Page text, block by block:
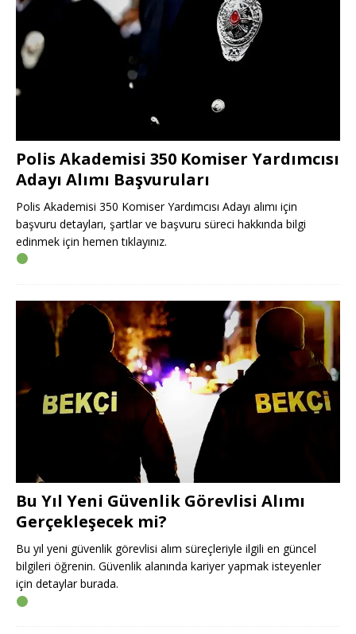
Polis Akademisi 350 Komiser Yardımcısı
Adayı Alımı Başvuruları
Polis Akademisi 350 Komiser Yardımcısı Adayı alımı için
başvuru detayları, şartlar ve başvuru süreci hakkında bilgi
edinmek için hemen tıklayınız.
Bu Yıl Yeni Güvenlik Görevlisi Alımı
Gerçekleşecek mi?
Bu yıl yeni güvenlik görevlisi alım süreçleriyle ilgili en güncel
bilgileri öğrenin. Güvenlik alanında kariyer yapmak isteyenler
için detaylar burada.